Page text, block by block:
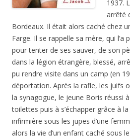
1937.
arrêté
Bordeaux. Il était alors caché chez
Farge. Il se rappelle sa mère, qui l’a
pour tenter de ses sauver, de son
dans la légion étrangère, blessé,
pu rendre visite dans un camp (en
déportation. Après la rafle, les juifs
la synagogue, le jeune Boris réussi
toilettes puis à s’échapper grâce à la
infirmière sous les jupes d’une
alors la vie d’un enfant caché sous